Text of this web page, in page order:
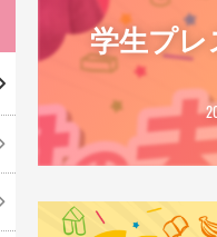
学生プレ